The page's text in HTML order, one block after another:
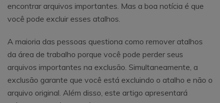
encontrar arquivos importantes. Mas a boa notícia é que
você pode excluir esses atalhos.
A maioria das pessoas questiona como remover atalhos
da área de trabalho porque você pode perder seus
arquivos importantes na exclusão. Simultaneamente, a
exclusão garante que você está excluindo o atalho e não o
arquivo original. Além disso, este artigo apresentará